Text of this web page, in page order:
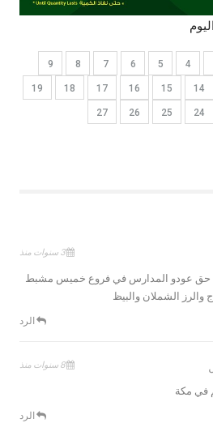
4
5
6
7
8
9
14
15
16
17
18
19
24
25
26
27
3 سنوات منذ
حق عودو المدارس في فروع خميس مشبط
الشملان والبيظ
الرد
8 سنوات منذ
في مكة
الرد